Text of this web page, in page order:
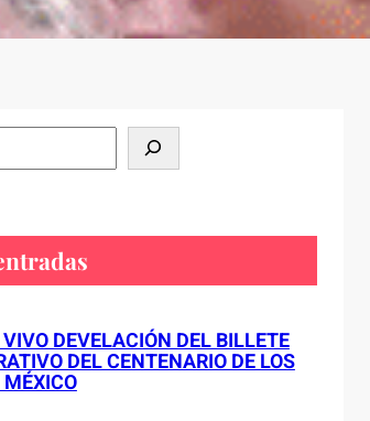
DEVELACIÓN DEL BILLETE
DEL CENTENARIO DE LOS